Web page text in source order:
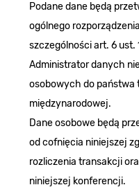
Podane dane będą
ogólnego
szczególności art. 6 ust.
Administrator danych
osobowych do państwa
międzynarodowej.
Dane osobowe będą
od cofnięcia niniejszej
rozliczenia transakcji
niniejszej konferencji.